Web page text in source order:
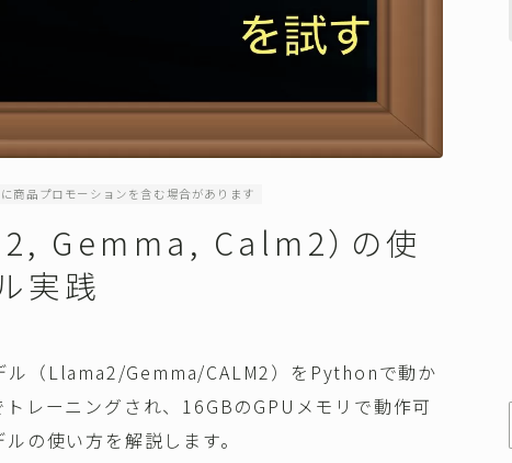
商品プロモーションを含む場合があります
Gemma, Calm2）の使
実践
ル（Llama2/Gemma/CALM2）をPythonで動か
レーニングされ、16GBのGPUメモリで動作可
の使い方を解説します。